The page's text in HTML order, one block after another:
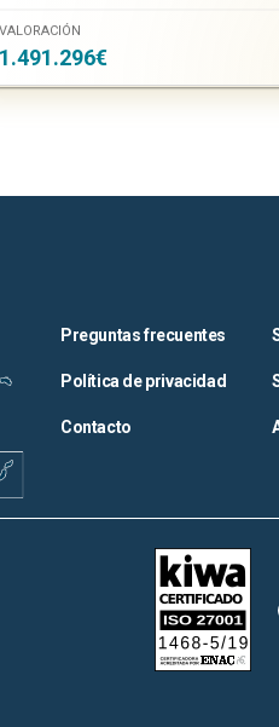
VALORACIÓN
1.491.296€
Preguntas frecuentes
Política de privacidad
Contacto